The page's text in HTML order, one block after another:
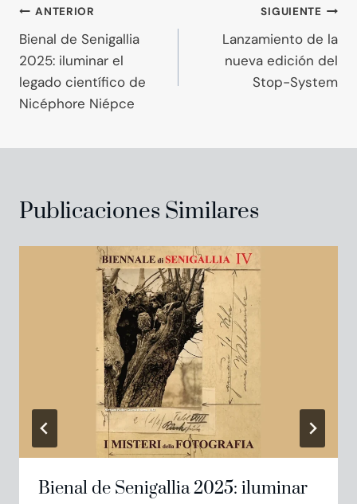
Navegación
de
entradas
ANTERIOR
Bienal de Senigallia
2025: iluminar el
legado científico de
Nicéphore Niépce
SIGUIENTE
Lanzamiento de la
nueva edición del
Stop-System
Publicaciones Similares
Bienal de Senigallia 2025: iluminar